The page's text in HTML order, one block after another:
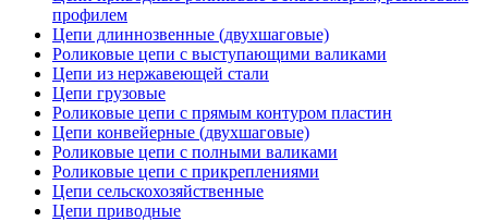
профилем
Цепи длиннозвенные (двухшаговые)
Роликовые цепи с выступающими валиками
Цепи из нержавеющей стали
Цепи грузовые
Роликовые цепи с прямым контуром пластин
Цепи конвейерные (двухшаговые)
Роликовые цепи с полными валиками
Роликовые цепи с прикреплениями
Цепи сельскохозяйственные
Цепи приводные